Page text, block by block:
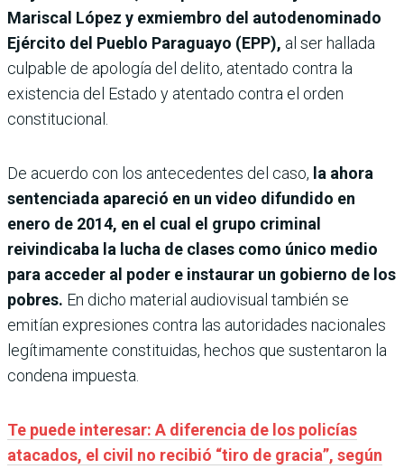
Mariscal López y exmiembro del autodenominado
Ejército del Pueblo Paraguayo (EPP), al ser hallada
culpable de apología del delito, atentado contra la
existencia del Estado y atentado contra el orden
constitucional.
De acuerdo con los antecedentes del caso, la ahora
sentenciada apareció en un video difundido en
enero de 2014, en el cual el grupo criminal
reivindicaba la lucha de clases como único medio
para acceder al poder e instaurar un gobierno de los
pobres. En dicho material audiovisual también se
emitían expresiones contra las autoridades nacionales
legítimamente constituidas, hechos que sustentaron la
condena impuesta.
Te puede interesar: A diferencia de los policías
atacados, el civil no recibió “tiro de gracia”, según